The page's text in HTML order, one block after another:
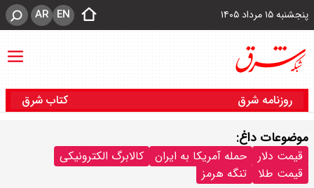
پنجشنبه ۱۵ مرداد ۱۴۰۵ EN
AR
روزنامه شرق کتاب شرق
موضوعات داغ:
قیمت دلار حمله آمریکا به ایران
کالابرگ الکترونیکی
قیمت طلا
تنگه هرمز